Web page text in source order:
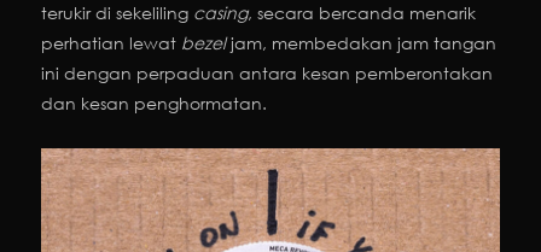
terukir di sekeliling casing, secara bercanda menarik
perhatian lewat bezeljam, membedakan jam tangan
ini dengan perpaduan antara kesan pemberontakan
dan kesan penghormatan.